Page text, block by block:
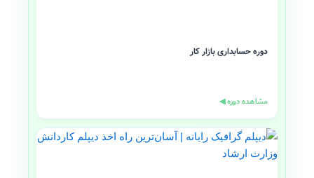
دوره حسابداری بازار کار
مشاهده دوره ◀